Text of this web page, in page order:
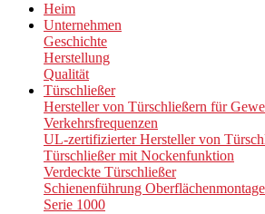
Heim
Unternehmen
Geschichte
Herstellung
Qualität
Türschließer
Hersteller von Türschließern für
Verkehrsfrequenzen
UL-zertifizierter Hersteller von
Türschließer mit Nockenfunktion
Verdeckte Türschließer
Schienenführung Oberflächenmontage
Serie 1000